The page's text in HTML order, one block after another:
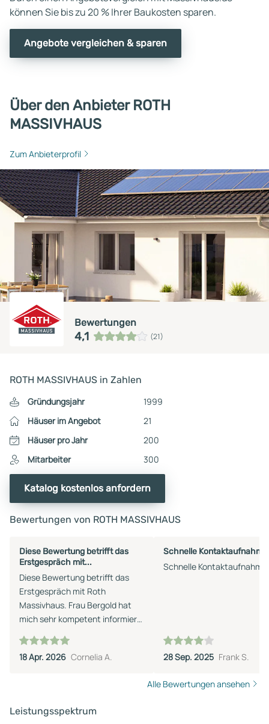
können Sie bis zu 20 % Ihrer Baukosten sparen.
Angebote vergleichen & sparen
Über den Anbieter ROTH
MASSIVHAUS
Zum Anbieterprofil
Bewertungen
4,1 (21)
ROTH MASSIVHAUS in Zahlen
Gründungsjahr
1999
Häuser im Angebot
21
Häuser pro Jahr
200
Mitarbeiter
300
Katalog kostenlos anfordern
Bewertungen von ROTH MASSIVHAUS
Diese Bewertung betrifft das
Erstgespräch mit...
Diese Bewertung betrifft das
Erstgespräch mit Roth
Massivhaus. Frau Bergold hat
mich sehr kompetent informiert
dass sie auf die Besonderheiten
des Baugrunds eingegangen ist.
18 Apr. 2026 Cornelia A.
Schnelle Kontaktaufnahme
Schnelle Kontaktaufnahme
28 Sep. 2025 Frank S.
Alle Bewertungen ansehen
Leistungsspektrum